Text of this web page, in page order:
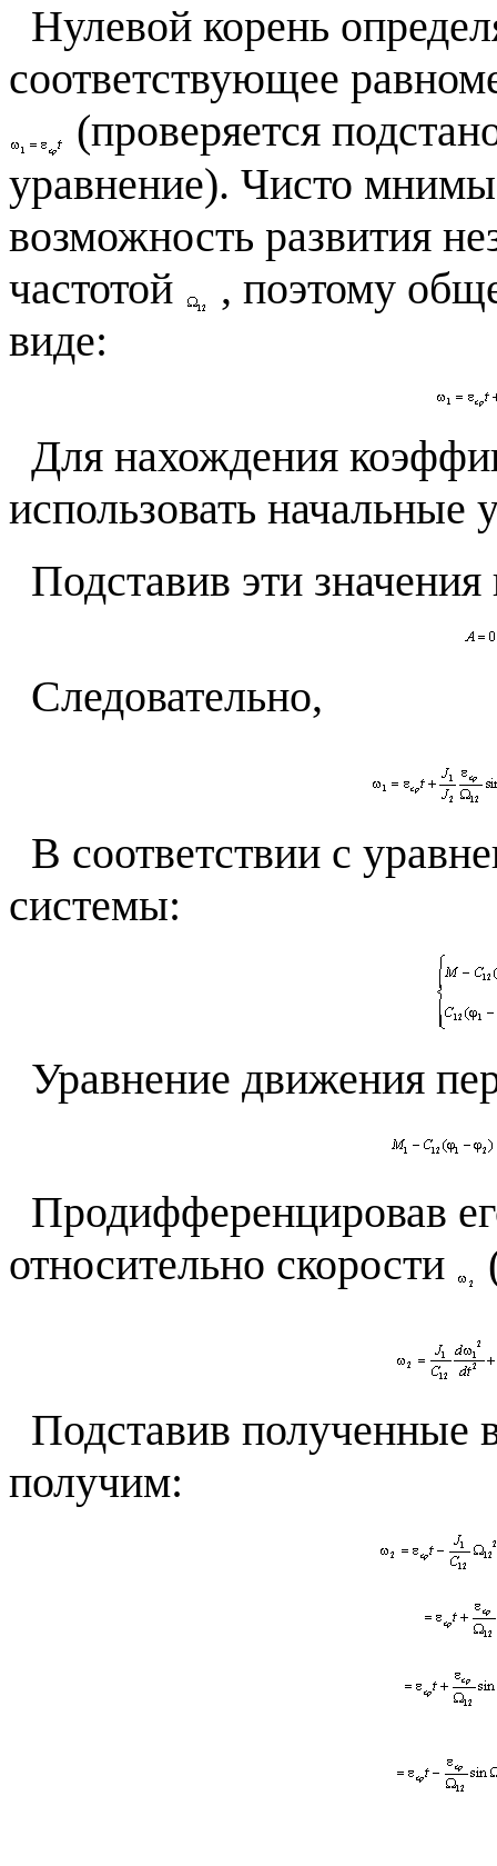
Нулевой корень
соответствующее
(проверяется
уравнение). Чисто
возможность развития
частотой
, поэтому
виде:
Для нахождения
использовать начальные
Подставив эти
Следовательно,
В соответствии с
системы:
Уравнение движения
Продифференцировав
относительно скорости
Подставив
получим: